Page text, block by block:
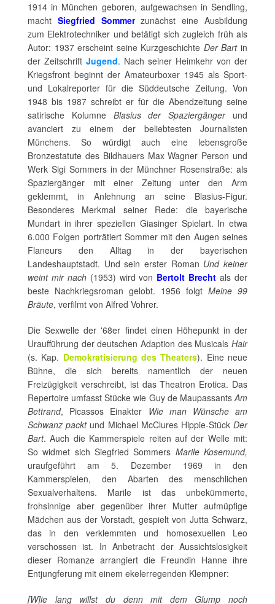
1914 in München geboren, aufgewachsen in Sendling,
macht Siegfried Sommerzunächst eine Ausbildung
zum Elektrotechniker und betätigt sich zugleich früh als
Autor: 1937 erscheint seine Kurzgeschichte Der Bartin
der Zeitschrift Jugend. Nach seiner Heimkehr von der
Kriegsfront beginnt der Amateurboxer 1945 als Sport-
und Lokalreporter für die Süddeutsche Zeitung. Von
1948 bis 1987 schreibt er für die Abendzeitung seine
satirische Kolumne Blasius der Spaziergängerund
avanciert zu einem der beliebtesten Journalisten
Münchens. So würdigt auch eine lebensgroße
Bronzestatute des Bildhauers Max Wagner Person und
Werk Sigi Sommers in der Münchner Rosenstraße: als
Spaziergänger mit einer Zeitung unter den Arm
geklemmt, in Anlehnung an seine Blasius-Figur.
Besonderes Merkmal seiner Rede: die bayerische
Mundart in ihrer speziellen Giasinger Spielart. In etwa
6.000 Folgen porträtiert Sommer mit den Augen seines
Flaneurs den Alltag in der bayerischen
Landeshauptstadt. Und sein erster Roman Und keiner
weint mir nach(1953) wird von Bertolt Brecht als der
beste Nachkriegsroman gelobt. 1956 folgt Meine 99
Bräute, verfilmt von Alfred Vohrer.
Die Sexwelle der '68er findet einen Höhepunkt in der
Uraufführung der deutschen Adaption des Musicals Hair
(s. Kap. Demokratisierung des Theaters). Eine neue
Bühne, die sich bereits namentlich der neuen
Freizügigkeit verschreibt, ist das Theatron Erotica. Das
Repertoire umfasst Stücke wie Guy de MaupassantsAm
Bettrand, Picassos Einakter Wie man Wünsche am
Schwanz packtund Michael McClures Hippie-StückDer
Bart. Auch die Kammerspiele reiten auf der Welle mit:
So widmet sich Siegfried Sommers Marile Kosemund,
uraufgeführt am 5. Dezember 1969 in den
Kammerspielen, den Abarten des menschlichen
Sexualverhaltens. Marile ist das unbekümmerte,
frohsinnige aber gegenüber ihrer Mutter aufmüpfige
Mädchen aus der Vorstadt, gespielt von Jutta Schwarz,
das in den verklemmten und homosexuellen Leo
verschossen ist. In Anbetracht der Aussichtslosigkeit
dieser Romanze arrangiert die Freundin Hanne ihre
Entjungferung mit einem ekelerregenden Klempner:
[W]ie lang willst du denn mit dem Glump noch